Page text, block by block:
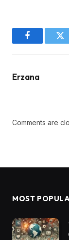
Facebook
Erzana
Comments are
MOST